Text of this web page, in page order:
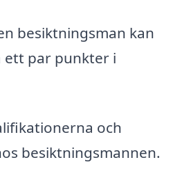
besiktningsman kan
ett par punkter i
och
besiktningsmannen.